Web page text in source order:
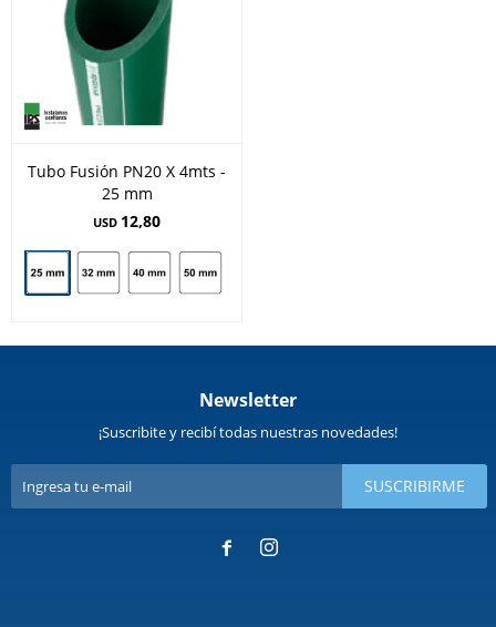
Tubo Fusión PN20 X 4mts -
25 mm
USD 12,80
Newsletter
¡Suscribite y recibí todas nuestras novedades!
SUSCRIBIRME
 